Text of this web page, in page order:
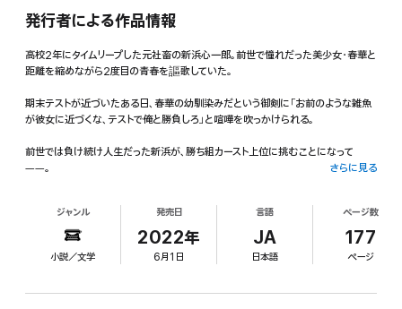
発行者による作品情報
高校2年にタイムリープした元社畜の新浜心一郎。前世で憧れだった美少女・春華と
距離を縮めながら2度目の青春を謳歌していた。
期末テストが近づいたある日、春華の幼馴染みだという御剣に「お前のような雑魚
が彼女に近づくな、テストで俺と勝負しろ」と喧嘩を吹っかけられる。
前世では負け続け人生だった新浜が、勝ち組カースト上位に挑むことになって
――。
も嬉しくなったんです……!」
2度目の人生は、頑張りも努力も一番近くて見ていてくれる君がいる……!青春リベ
ンジラブコメ、第2弾!
さらに見る
ジャンル
小説／文学
発売日
2022年
6月1日
言語
JA
日本語
ページ数
177
ページ